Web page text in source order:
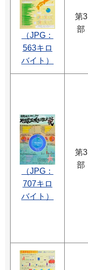
（JPG：
563キロ
バイト）
第3
部
（JPG：
707キロ
バイト）
第3
部